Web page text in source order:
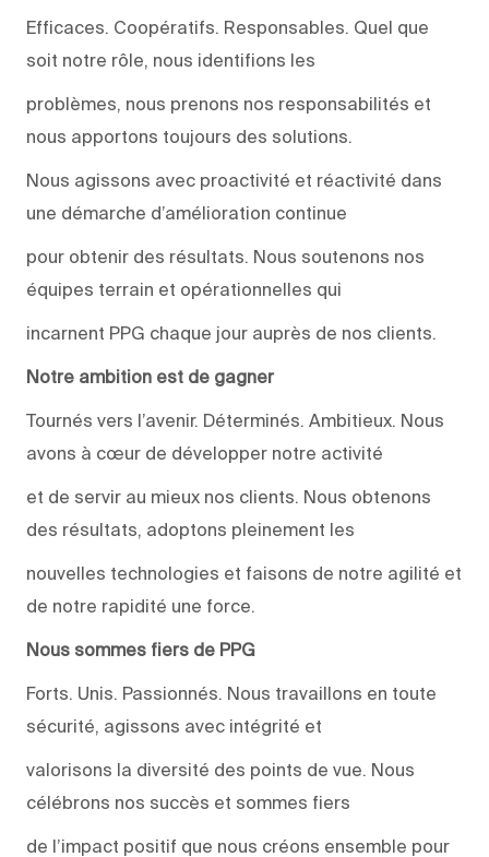
Efficaces. Coopératifs. Responsables. Quel que
soit notre rôle, nous identifions les
problèmes, nous prenons nos responsabilités et
nous apportons toujours des solutions.
Nous agissons avec proactivité et réactivité dans
une démarche d’amélioration continue
pour obtenir des résultats. Nous soutenons nos
équipes terrain et opérationnelles qui
incarnent PPG chaque jour auprès de nos clients.
Notre ambition est de gagner
Tournés vers l’avenir. Déterminés. Ambitieux. Nous
avons à cœur de développer notre activité
et de servir au mieux nos clients. Nous obtenons
des résultats, adoptons pleinement les
nouvelles technologies et faisons de notre agilité et
de notre rapidité une force.
Nous sommes fiers de PPG
Forts. Unis. Passionnés. Nous travaillons en toute
sécurité, agissons avec intégrité et
valorisons la diversité des points de vue. Nous
célébrons nos succès et sommes fiers
de l’impact positif que nous créons ensemble pour